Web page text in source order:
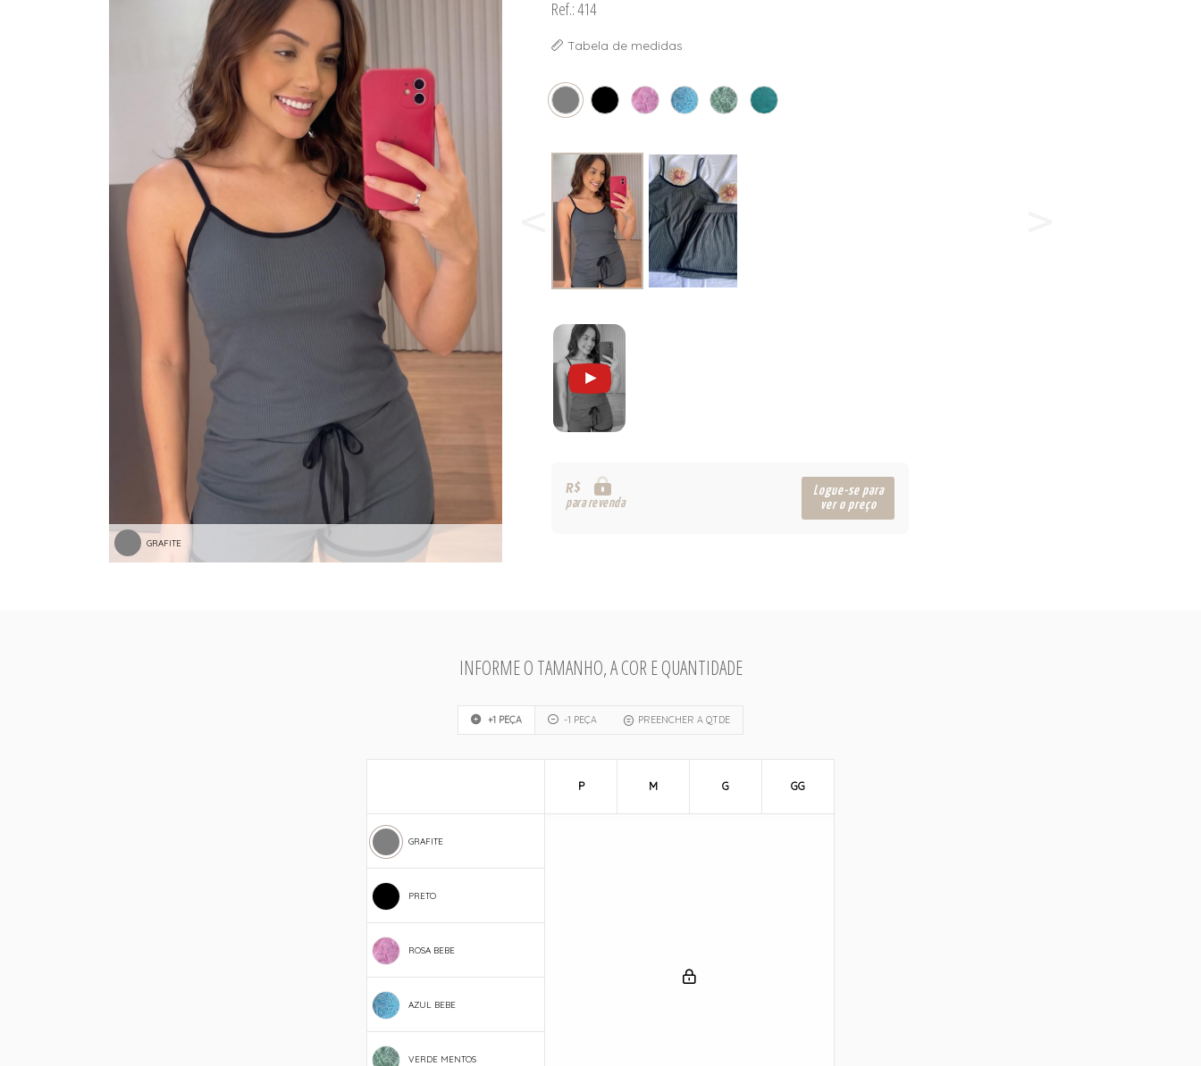
VESTIDOS
GRAFITE
Ref.: 414
Tabela de medidas
R$
para revenda
Logue-se para
ver o preço
INFORME O TAMANHO, A COR E QUANTIDADE
+1 PEÇA -1 PEÇA PREENCHER A QTDE
GRAFITE
PRETO
ROSA BEBE
AZUL BEBE
VERDE MENTOS
P M G GG